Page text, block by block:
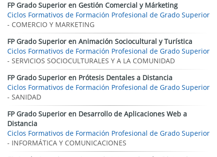
FP Grado Superior en Gestión Comercial y Márketing
Ciclos Formativos de Formación Profesional de Grado Superior
- COMERCIO Y MARKETING
FP Grado Superior en Animación Sociocultural y Turística
Ciclos Formativos de Formación Profesional de Grado Superior
- SERVICIOS SOCIOCULTURALES Y A LA COMUNIDAD
FP Grado Superior en Prótesis Dentales a Distancia
Ciclos Formativos de Formación Profesional de Grado Superior
- SANIDAD
FP Grado Superior en Desarrollo de Aplicaciones Web a
Distancia
Ciclos Formativos de Formación Profesional de Grado Superior
- INFORMÁTICA Y COMUNICACIONES